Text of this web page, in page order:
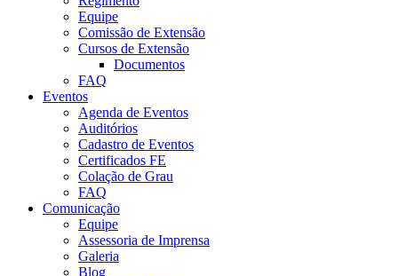
Equipe
Comissão de Extensão
Cursos de Extensão
Documentos
FAQ
Eventos
Agenda de Eventos
Auditórios
Cadastro de Eventos
Certificados FE
Colação de Grau
FAQ
Comunicação
Equipe
Assessoria de Imprensa
Galeria
Blog